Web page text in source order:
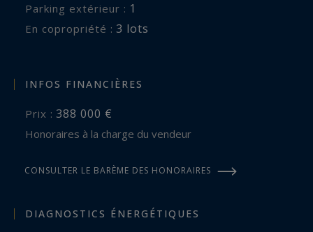
parking extérieur : 1
En copropriété : 3 lots
INFOS FINANCIÈRES
Prix : 388 000 €
Honoraires à la charge du vendeur
CONSULTER LE BARÈME DES HONORAIRES
DIAGNOSTICS ÉNERGÉTIQUES